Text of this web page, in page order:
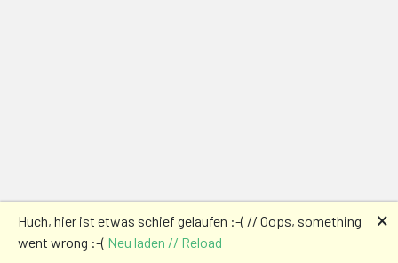
Huch, hier ist etwas schief gelaufen :-( // Oops, something
went wrong :-( Neu laden // Reload
🗙